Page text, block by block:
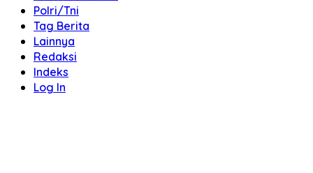
Polri/Tni
Tag Berita
Lainnya
Redaksi
Indeks
Log In